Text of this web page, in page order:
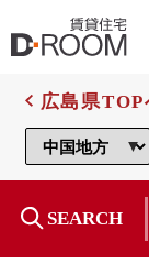
広島県TOP
SEARCH